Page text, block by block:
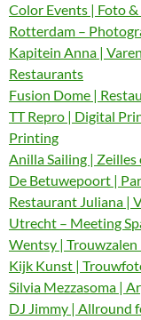
Color Events | Foto
Rotterdam –
Kapitein Anna |
Restaurants
Fusion Dome |
TT Repro | Digital
Printing
Anilla Sailing |
De Betuwepoort |
Restaurant Juliana |
Utrecht – Meeting
Wentsy |
Kijk Kunst |
Silvia Mezzasoma |
DJ Jimmy | Allround